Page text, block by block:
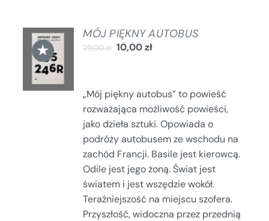
★
DODAJ
DO
KOSZYKA
/
SZCZEGÓŁY
MÓJ PIĘKNY AUTOBUS
29,00zł 10,00zł
„Mój piękny autobus” to powieść
rozważająca możliwość powieści,
jako dzieła sztuki. Opowiada o
podróży autobusem ze wschodu na
zachód Francji. Basile jest kierowcą.
Odile jest jego żoną. Świat jest
światem i jest wszędzie wokół.
Teraźniejszość na miejscu szofera.
Przyszłość, widoczna przez przednią